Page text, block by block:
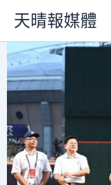
主
要
內
容
天晴報媒體